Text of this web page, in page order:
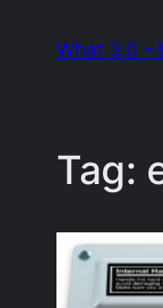
What 3.0 ~
Tag: